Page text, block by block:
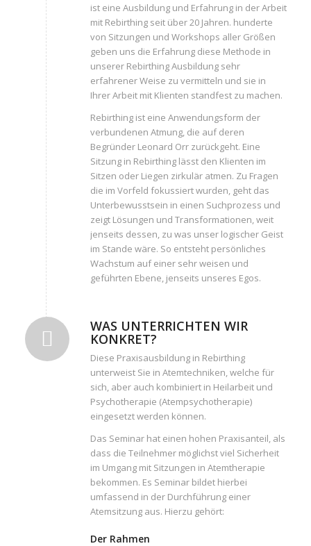
ist eine Ausbildung und Erfahrung in der Arbeit
mit Rebirthing seit über 20 Jahren. hunderte
von Sitzungen und Workshops aller Größen
geben uns die Erfahrung diese Methode in
unserer Rebirthing Ausbildung sehr
erfahrener Weise zu vermitteln und sie in
Ihrer Arbeit mit Klienten standfest zu machen.
Rebirthing ist eine Anwendungsform der
verbundenen Atmung, die auf deren
Begründer Leonard Orr zurückgeht. Eine
Sitzung in Rebirthing lässt den Klienten im
Sitzen oder Liegen zirkulär atmen. Zu Fragen
die im Vorfeld fokussiert wurden, geht das
Unterbewusstsein in einen Suchprozess und
zeigt Lösungen und Transformationen, weit
jenseits dessen, zu was unser logischer Geist
im Stande wäre. So entsteht persönliches
Wachstum auf einer sehr weisen und
geführten Ebene, jenseits unseres Egos.
WAS UNTERRICHTEN WIR
KONKRET?
Diese Praxisausbildung in Rebirthing
unterweist Sie in Atemtechniken, welche für
sich, aber auch kombiniert in Heilarbeit und
Psychotherapie (Atempsychotherapie)
eingesetzt werden können.
Das Seminar hat einen hohen Praxisanteil, als
dass die Teilnehmer möglichst viel Sicherheit
im Umgang mit Sitzungen in Atemtherapie
bekommen. Es Seminar bildet hierbei
umfassend in der Durchführung einer
Atemsitzung aus. Hierzu gehört:
Der Rahmen